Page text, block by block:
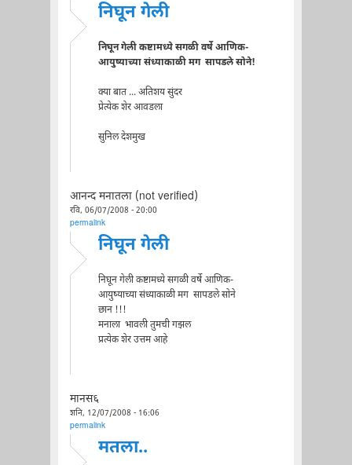
निघून गेली
निघून गेली कष्टामध्ये सगळी वर्षे आणिक-
आयुष्याच्या संध्याकाळी मग सापडले सोने!
क्या बात ... अतिशय सुंदर
प्रेत्येक शेर आवडला
सुनिल देशमुख
आनन्द मनातला (not verified)
रवि, 06/07/2008 - 20:00
permalink
निघून गेली
निघून गेली कष्टामध्ये सगळी वर्षे आणिक-
आयुष्याच्या संध्याकाळी मग सापडले सोने
छान !!!
मनाला भावली तुमची गझल
प्रत्येक शेर उत्तम आहे
मानस६
शनि, 12/07/2008 - 16:06
permalink
मतला..